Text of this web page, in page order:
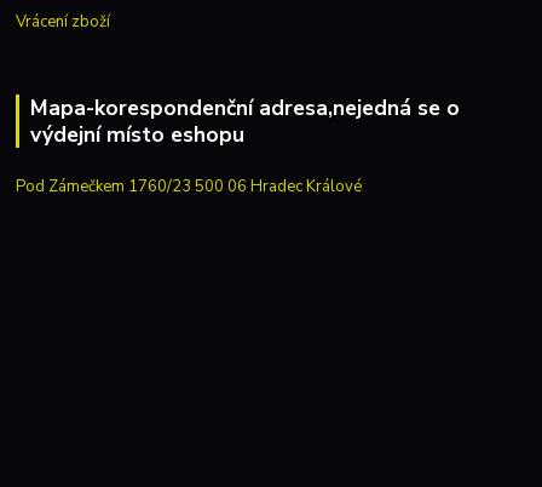
Vrácení zboží
Mapa-korespondenční adresa,nejedná se o
výdejní místo eshopu
Pod Zámečkem 1760/23 500 06 Hradec Králové